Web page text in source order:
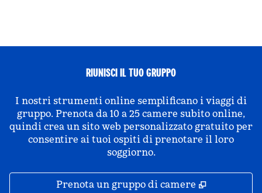
RIUNISCI IL TUO GRUPPO
I nostri strumenti online semplificano i viaggi di
gruppo. Prenota da 10 a 25 camere subito online,
quindi crea un sito web personalizzato gratuito per
consentire ai tuoi ospiti di prenotare il loro
soggiorno.
Prenota un gruppo di camere ,